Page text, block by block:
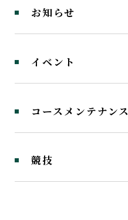
お知らせ
イベント
コースメンテナンス
競技